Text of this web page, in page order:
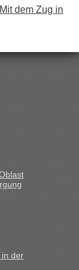
dem Zug in
Text gleich
"auf dieser
dem Zug in
es ein Zug von
kann man die
in der